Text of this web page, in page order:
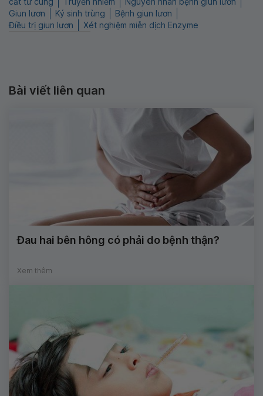
Giun lươn
Ký sinh trùng
Bệnh giun lươn
Điều trị giun lươn
Xét nghiệm miễn dịch Enzyme
Bài viết liên quan
Đau hai bên hông có phải do bệnh thận?
Xem thêm